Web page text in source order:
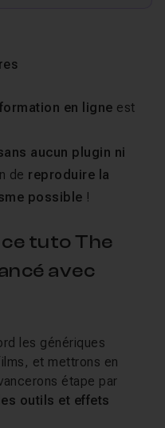
formation en ligne est
aucun plugin ni
de reproduire la
possible !
tuto The
avec
les génériques
et mettrons en
étape par
outils et effets